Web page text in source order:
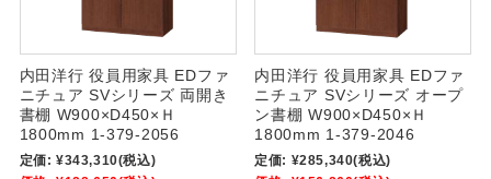
内田洋行 役員用家具 EDファ
ニチュア SVシリーズ 両開き
書棚 W900×D450×Ｈ
1800mm 1-379-2056
定価: ¥343,310(税込)
内田洋行 役員用家具 EDファ
ニチュア SVシリーズ オープ
ン書棚 W900×D450×Ｈ
1800mm 1-379-2046
定価: ¥285,340(税込)